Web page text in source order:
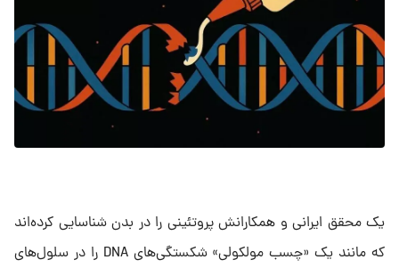
یک محقق ایرانی و همکارانش پروتئینی را در بدن شناسایی کرده‌اند
که مانند یک «چسب مولکولی» شکستگی‌های DNA را در سلول‌های